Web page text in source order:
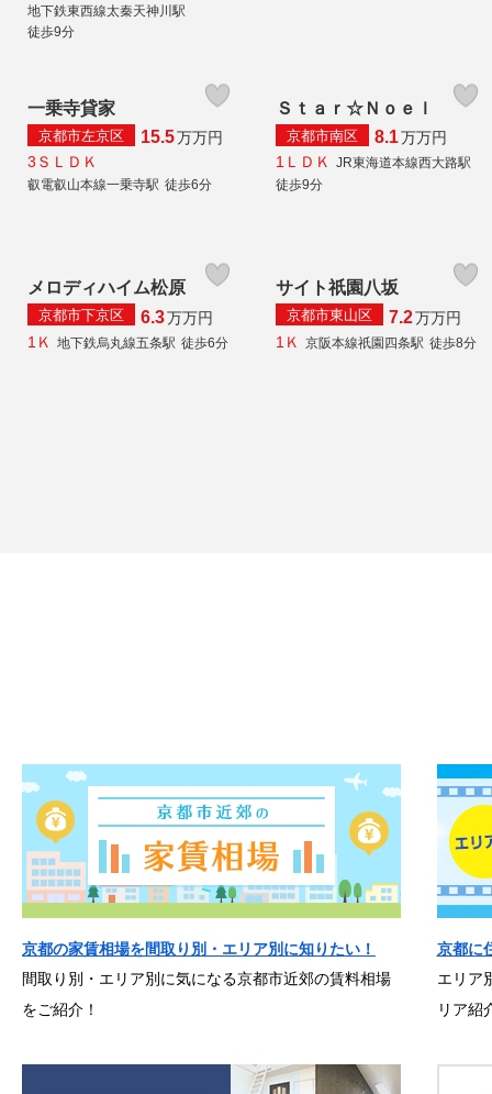
地下鉄東西線太秦天神川駅
徒歩9分
一乗寺貸家
京都市左京区 15.5万万円
3ＳＬＤＫ
叡電叡山本線一乗寺駅 徒歩6分
Ｓｔａｒ☆Ｎｏｅｌ
京都市南区 8.1万万円
1ＬＤＫ JR東海道本線西大路駅
徒歩9分
メロディハイム松原
京都市下京区 6.3万万円
1Ｋ
地下鉄烏丸線五条駅 徒歩6分
サイト祇園八坂
京都市東山区 7.2万万円
1Ｋ
京阪本線祇園四条駅 徒歩8分
京都の家賃相場を間取り別・エリア別に知りたい！
間取り別・エリア別に気になる京都市近郊の賃料相場
をご紹介！
京都に
エリア
リア紹